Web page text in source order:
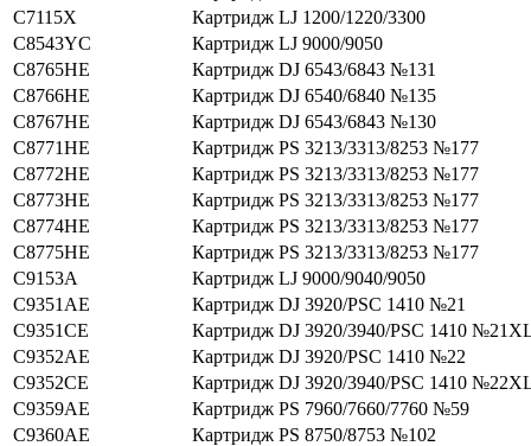
C7115X
Картридж LJ 1200/1220/3300
C8543YC
Картридж LJ 9000/9050
C8765HE
Картридж DJ 6543/6843 №131
C8766HE
Картридж DJ 6540/6840 №135
C8767HE
Картридж DJ 6543/6843 №130
C8771HE
Картридж PS 3213/3313/8253 №177
C8772HE
Картридж PS 3213/3313/8253 №177
C8773HE
Картридж PS 3213/3313/8253 №177
C8774HE
Картридж PS 3213/3313/8253 №177
C8775HE
Картридж PS 3213/3313/8253 №177
C9153A
Картридж LJ 9000/9040/9050
C9351AE
Картридж DJ 3920/PSC 1410 №21
C9351CE
Картридж DJ 3920/3940/PSC 1410
C9352AE
Картридж DJ 3920/PSC 1410 №22
C9352CE
Картридж DJ 3920/3940/PSC 1410
C9359AE
Картридж PS 7960/7660/7760 №59
C9360AE
Картридж PS 8750/8753 №102